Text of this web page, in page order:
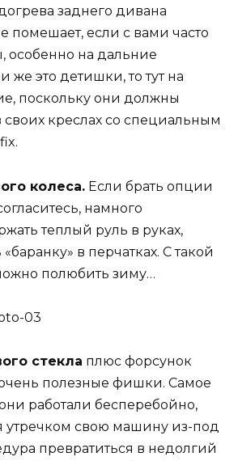
заднего дивана
помешает, если с вами часто
особенно на дальние
же это детишки, то тут на
поскольку они должны
своих креслах со специальным
колеса. Если брать опции
намного
теплый руль в руках,
в перчатках. С такой
полюбить зиму…
стекла плюс форсунок
полезные фишки. Самое
работали бесперебойно,
утречком свою машину из-под
превратиться в недолгий